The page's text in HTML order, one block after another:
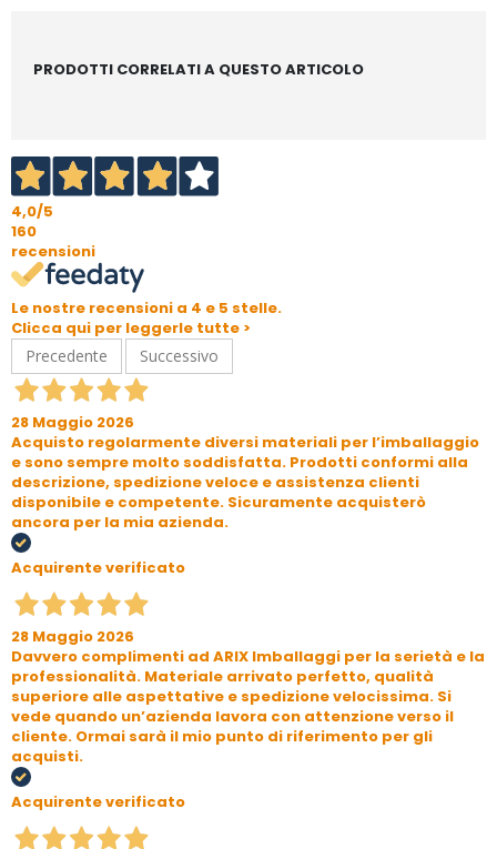
PRODOTTI CORRELATI A QUESTO ARTICOLO
4,0/5
160
recensioni
Le nostre recensioni a 4 e 5 stelle.
Clicca qui per leggerle tutte >
Precedente
Successivo
28 Maggio 2026
Acquisto regolarmente diversi materiali per l’imballaggio
e sono sempre molto soddisfatta. Prodotti conformi alla
descrizione, spedizione veloce e assistenza clienti
disponibile e competente. Sicuramente acquisterò
ancora per la mia azienda.
Acquirente verificato
28 Maggio 2026
Davvero complimenti ad ARIX Imballaggi per la serietà e la
professionalità. Materiale arrivato perfetto, qualità
superiore alle aspettative e spedizione velocissima. Si
vede quando un’azienda lavora con attenzione verso il
cliente. Ormai sarà il mio punto di riferimento per gli
acquisti.
Acquirente verificato